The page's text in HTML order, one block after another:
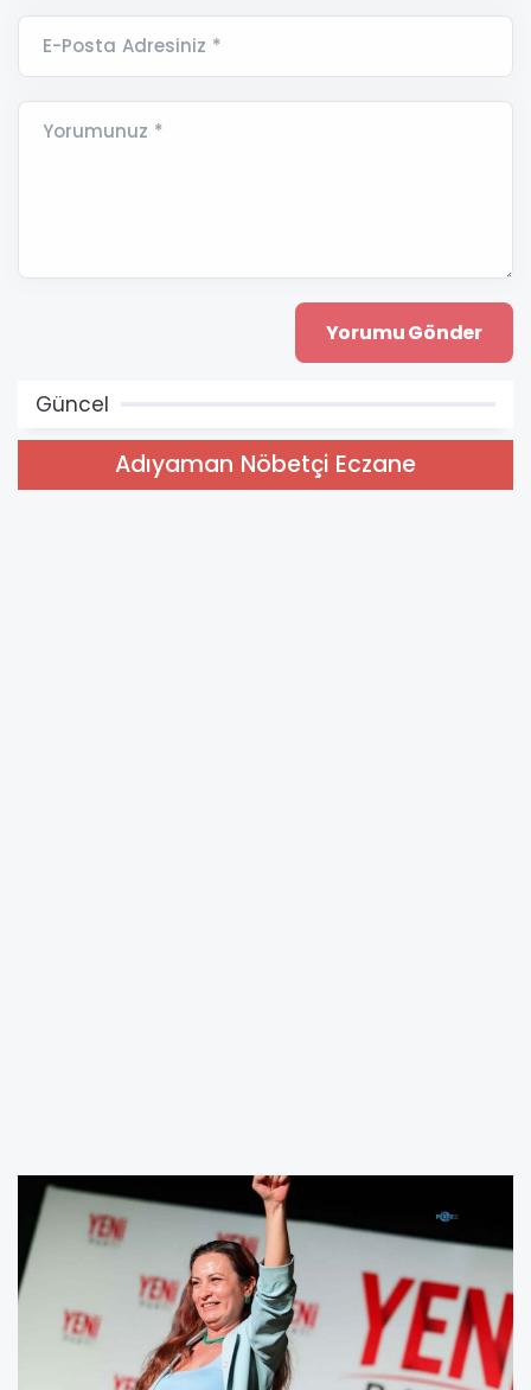
E-Posta Adresiniz *
Yorumunuz *
Güncel
Adıyaman Nöbetçi Eczane